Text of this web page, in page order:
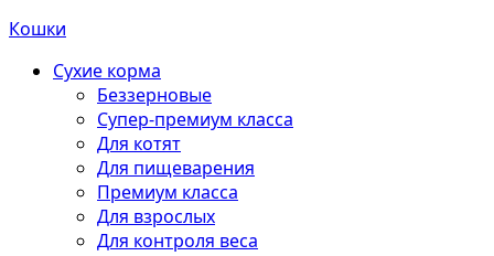
Кошки
Сухие корма
Беззерновые
Супер-премиум класса
Для котят
Для пищеварения
Премиум класса
Для взрослых
Для контроля веса